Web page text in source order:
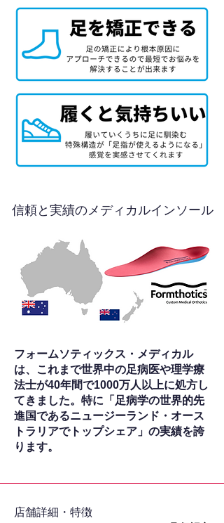
信頼と実績のメディカルインソール
フォームソティックス・メディカル
は、これまで世界中の足病医や理学療
法士が40年間で1000万人以上に処方し
てきました。特に「足病学の世界的先
進国であるニュージーランド・オース
トラリアでトップシェア」の実績を誇
ります。
​店舗詳細・特徴